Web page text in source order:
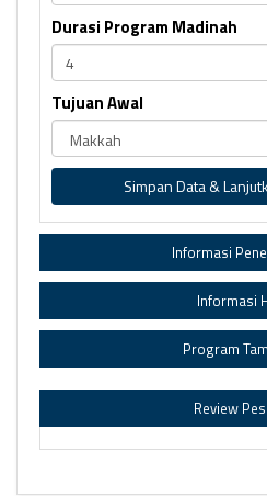
Durasi Program Madinah
Tujuan Awal
Simpan Data &
Informasi
Informasi
Program
Review